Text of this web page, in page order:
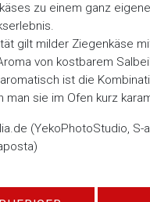
zu einem ganz
gilt milder Ziegenkäse
von kostbarem
ist die
man sie im Ofen kurz
(YekoPhotoStudio, S-